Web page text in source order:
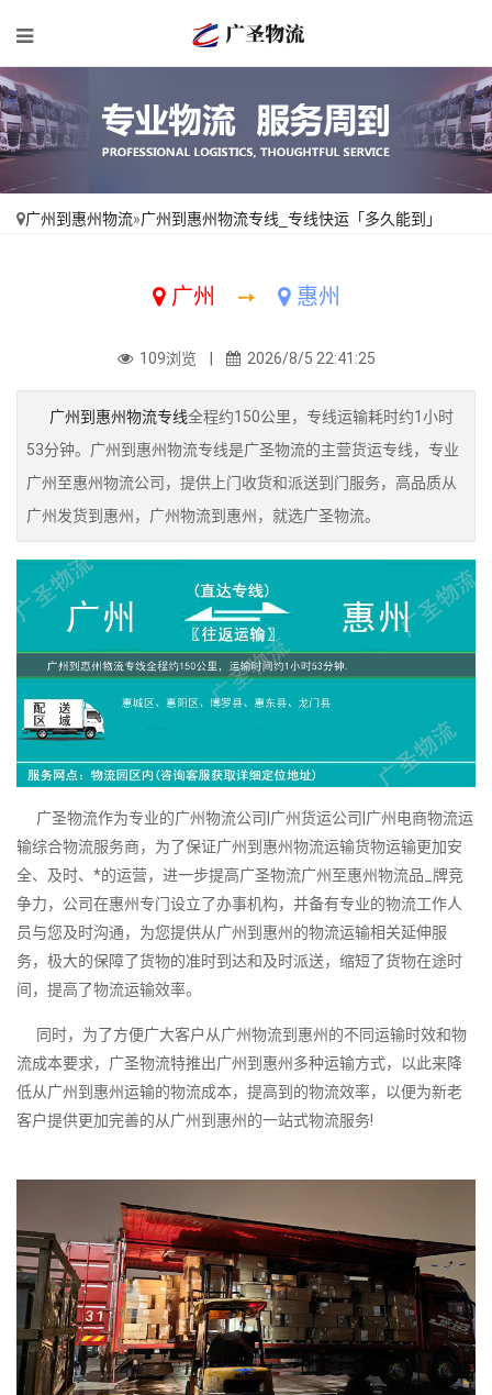
广州到惠州物流»广州到惠州物流专线_专线快运「多久能到」
广州 ➙ 惠州
109浏览 | 2026/8/5 22:41:25
广州到惠州物流专线全程约150公里，专线运输耗时约1小时
53分钟。广州到惠州物流专线是广圣物流的主营货运专线，专业
广州至惠州物流公司，提供上门收货和派送到门服务，高品质从
广州发货到惠州，广州物流到惠州，就选广圣物流。
广圣物流作为专业的广州物流公司|广州货运公司|广州电商物流运
输综合物流服务商，为了保证广州到惠州物流运输货物运输更加安
全、及时、*的运营，进一步提高广圣物流广州至惠州物流品_牌竞
争力，公司在惠州专门设立了办事机构，并备有专业的物流工作人
员与您及时沟通，为您提供从广州到惠州的物流运输相关延伸服
务，极大的保障了货物的准时到达和及时派送，缩短了货物在途时
间，提高了物流运输效率。
同时，为了方便广大客户从广州物流到惠州的不同运输时效和物
流成本要求，广圣物流特推出广州到惠州多种运输方式，以此来降
低从广州到惠州运输的物流成本，提高到的物流效率，以便为新老
客户提供更加完善的从广州到惠州的一站式物流服务!